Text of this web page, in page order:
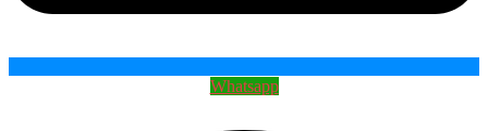
Whatsapp